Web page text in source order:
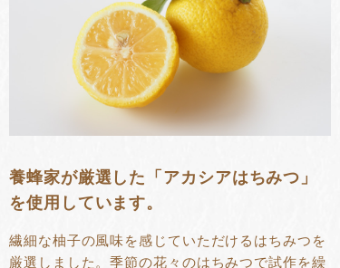
養蜂家が厳選した「アカシアはちみつ」
を使用しています。
繊細な柚子の風味を感じていただけるはちみつを
厳選しました。季節の花々のはちみつで試作を繰